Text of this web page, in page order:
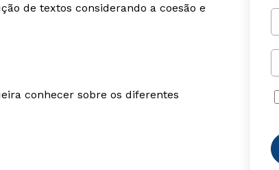
de textos considerando a coesão e
conhecer sobre os diferentes